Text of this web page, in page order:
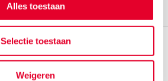
Alles toestaan
Selectie toestaan
Weigeren